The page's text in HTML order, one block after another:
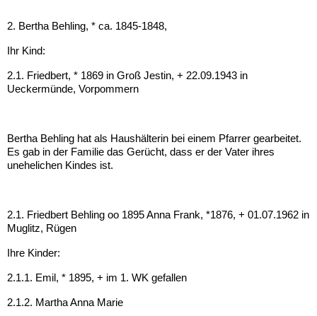
2. Bertha Behling, * ca. 1845-1848,
Ihr Kind:
2.1. Friedbert, * 1869 in Groß Jestin, + 22.09.1943 in
Ueckermünde, Vorpommern
Bertha Behling hat als Haushälterin bei einem Pfarrer gearbeitet.
Es gab in der Familie das Gerücht, dass er der Vater ihres
unehelichen Kindes ist.
2.1. Friedbert Behling oo 1895 Anna Frank, *1876, + 01.07.1962 in
Muglitz, Rügen
Ihre Kinder:
2.1.1. Emil, * 1895, + im 1. WK gefallen
2.1.2. Martha Anna Marie